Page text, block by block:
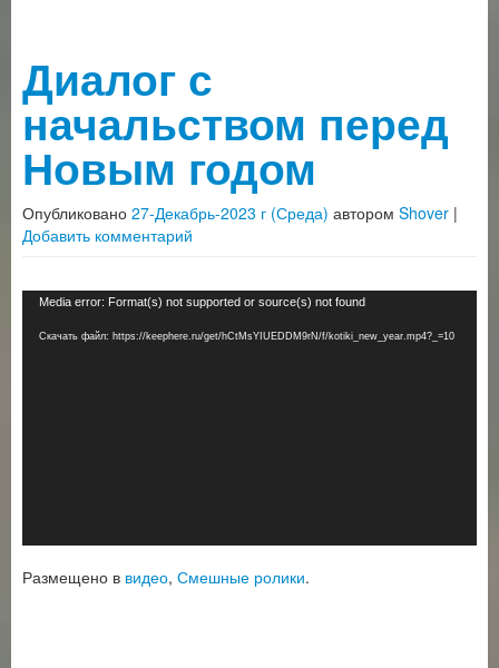
Диалог с
начальством перед
Новым годом
Опубликовано 27-Декабрь-2023 г (Среда) автором Shover |
Добавить комментарий
Видеоплеер
Media error: Format(s) not supported or source(s) not found
Скачать файл: https://keephere.ru/get/hCtMsYIUEDDM9rN/f/kotiki_new_year.mp4?_=10
Размещено в видео, Смешные ролики.